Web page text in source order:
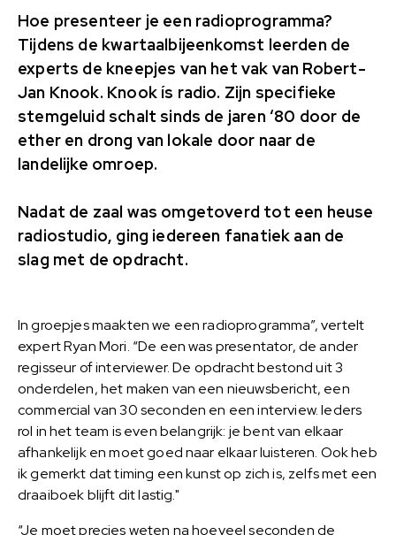
Hoe presenteer je een radioprogramma?
Tijdens de kwartaalbijeenkomst leerden de
experts de kneepjes van het vak van Robert-
Jan Knook. Knook ís radio. Zijn specifieke
stemgeluid schalt sinds de jaren ‘80 door de
ether en drong van lokale door naar de
landelijke omroep.
Nadat de zaal was omgetoverd tot een heuse
radiostudio, ging iedereen fanatiek aan de
slag met de opdracht.
In groepjes maakten we een radioprogramma”, vertelt
expert Ryan Mori. “De een was presentator, de ander
regisseur of interviewer. De opdracht bestond uit 3
onderdelen, het maken van een nieuwsbericht, een
commercial van 30 seconden en een interview. Ieders
rol in het team is even belangrijk: je bent van elkaar
afhankelijk en moet goed naar elkaar luisteren. Ook heb
ik gemerkt dat timing een kunst op zich is, zelfs met een
draaiboek blijft dit lastig."
“Je moet precies weten na hoeveel seconden de